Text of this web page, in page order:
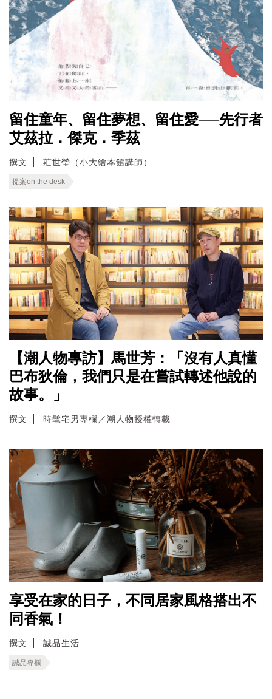
留住童年、留住夢想、留住愛──先行者
艾茲拉．傑克．季茲
撰文 莊世瑩（小大繪本館講師）
提案on the desk
【潮人物專訪】馬世芳：「沒有人真懂
巴布狄倫，我們只是在嘗試轉述他說的
故事。」
撰文 時髦宅男專欄／潮人物授權轉載
享受在家的日子，不同居家風格搭出不
同香氣！
撰文 誠品生活
誠品專欄